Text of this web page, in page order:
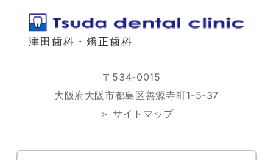
津田歯科・矯正歯科
〒534-0015
大阪府大阪市都島区善源寺町1-5-37
＞ サイトマップ